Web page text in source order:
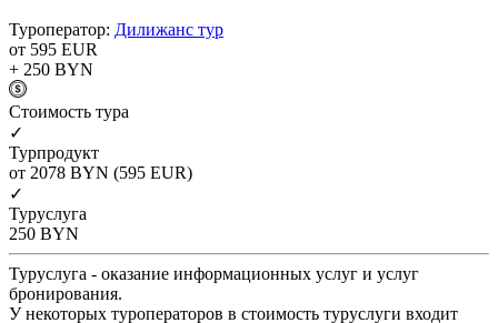
Туроператор: Дилижанс тур
от 595 EUR
+ 250 BYN
Cтоимость тура
✓
Турпродукт
от 2078 BYN (595 EUR)
✓
Туруслуга
250 BYN
Туруслуга - оказание информационных услуг и услуг
бронирования.
У некоторых туроператоров в стоимость туруслуги входит